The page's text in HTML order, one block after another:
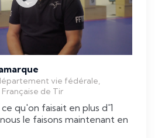
vie fédérale,
de Tir
qu'on faisait en plus d'1
le faisons maintenant en